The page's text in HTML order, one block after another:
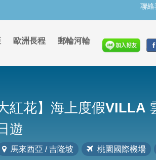
聯絡
歐洲長程 郵輪河輪
紅花】海上度假VILLA
遊
馬來西亞 / 吉隆坡 桃園國際機場